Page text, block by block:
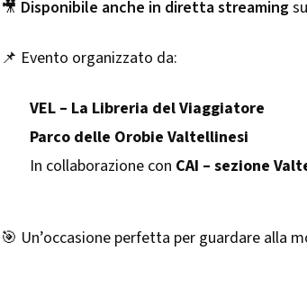
🎥 Disponibile anche in diretta streaming
📌 Evento organizzato da:
VEL – La Libreria del Viaggiatore
Parco delle Orobie Valtellinesi
In collaborazione con CAI – sezione
🎯 Un’occasione perfetta per guardare alla